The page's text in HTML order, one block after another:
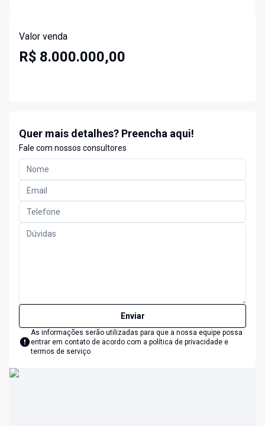
Valor venda
R$ 8.000.000,00
Quer mais detalhes? Preencha aqui!
Fale com nossos consultores
Enviar
As informações serão utilizadas para que a nossa equipe possa
entrar em contato de acordo com a política de privacidade e
termos de serviço